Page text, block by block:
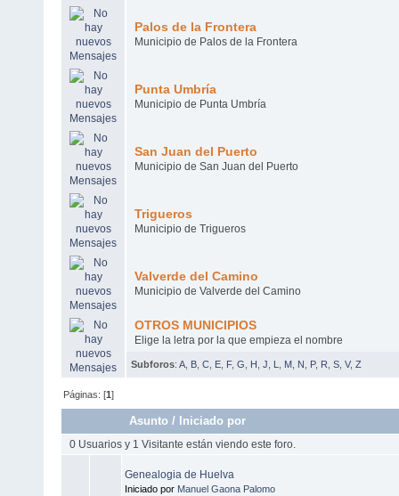
Palos de la Frontera
Municipio de Palos de la Frontera
Punta Umbría
Municipio de Punta Umbría
San Juan del Puerto
Municipio de San Juan del Puerto
Trigueros
Municipio de Trigueros
Valverde del Camino
Municipio de Valverde del Camino
OTROS MUNICIPIOS
Elige la letra por la que empieza el nombre
Subforos: A B C E F, G H J L M N P, R S V, Z
Páginas: [1]
Asunto / Iniciado por
0 Usuarios y 1 Visitante están viendo este foro.
Genealogia de Huelva
Iniciado por Manuel Gaona Palomo